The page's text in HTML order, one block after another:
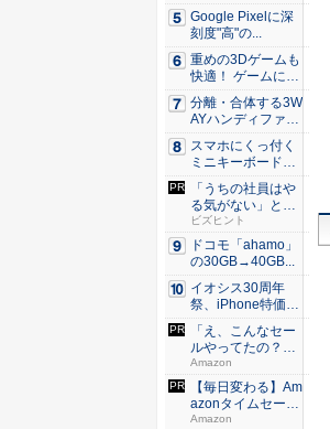
Google Pixelに深
刻度"高"の...
重めの3Dゲームも
快適！ ゲームに強
いH...
分離・合体する3W
AYハンディファ
ン。置...
スマホにくっ付く
ミニキーボード！
触ってわ...
「うちの社員はや
る気がない」と嘆
くリーダ...
ビズヒント
ドコモ「ahamo」
の30GB→40GB...
イオシス30周年
祭、iPhone特価品
を...
「え、こんなセー
ルやってたの？」
80％O...
Amazon
【毎日変わる】Am
azonタイムセール
が...
Amazon